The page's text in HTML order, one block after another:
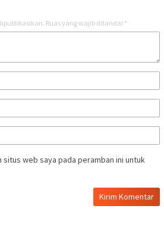
Ruas yang wajib ditandai *
situs web saya pada peramban ini untuk